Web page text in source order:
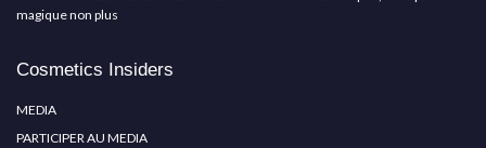
magique non plus
Cosmetics Insiders
MEDIA
PARTICIPER AU MEDIA